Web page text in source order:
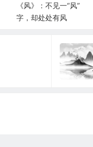
《风》：不见一“风”
字，却处处有风